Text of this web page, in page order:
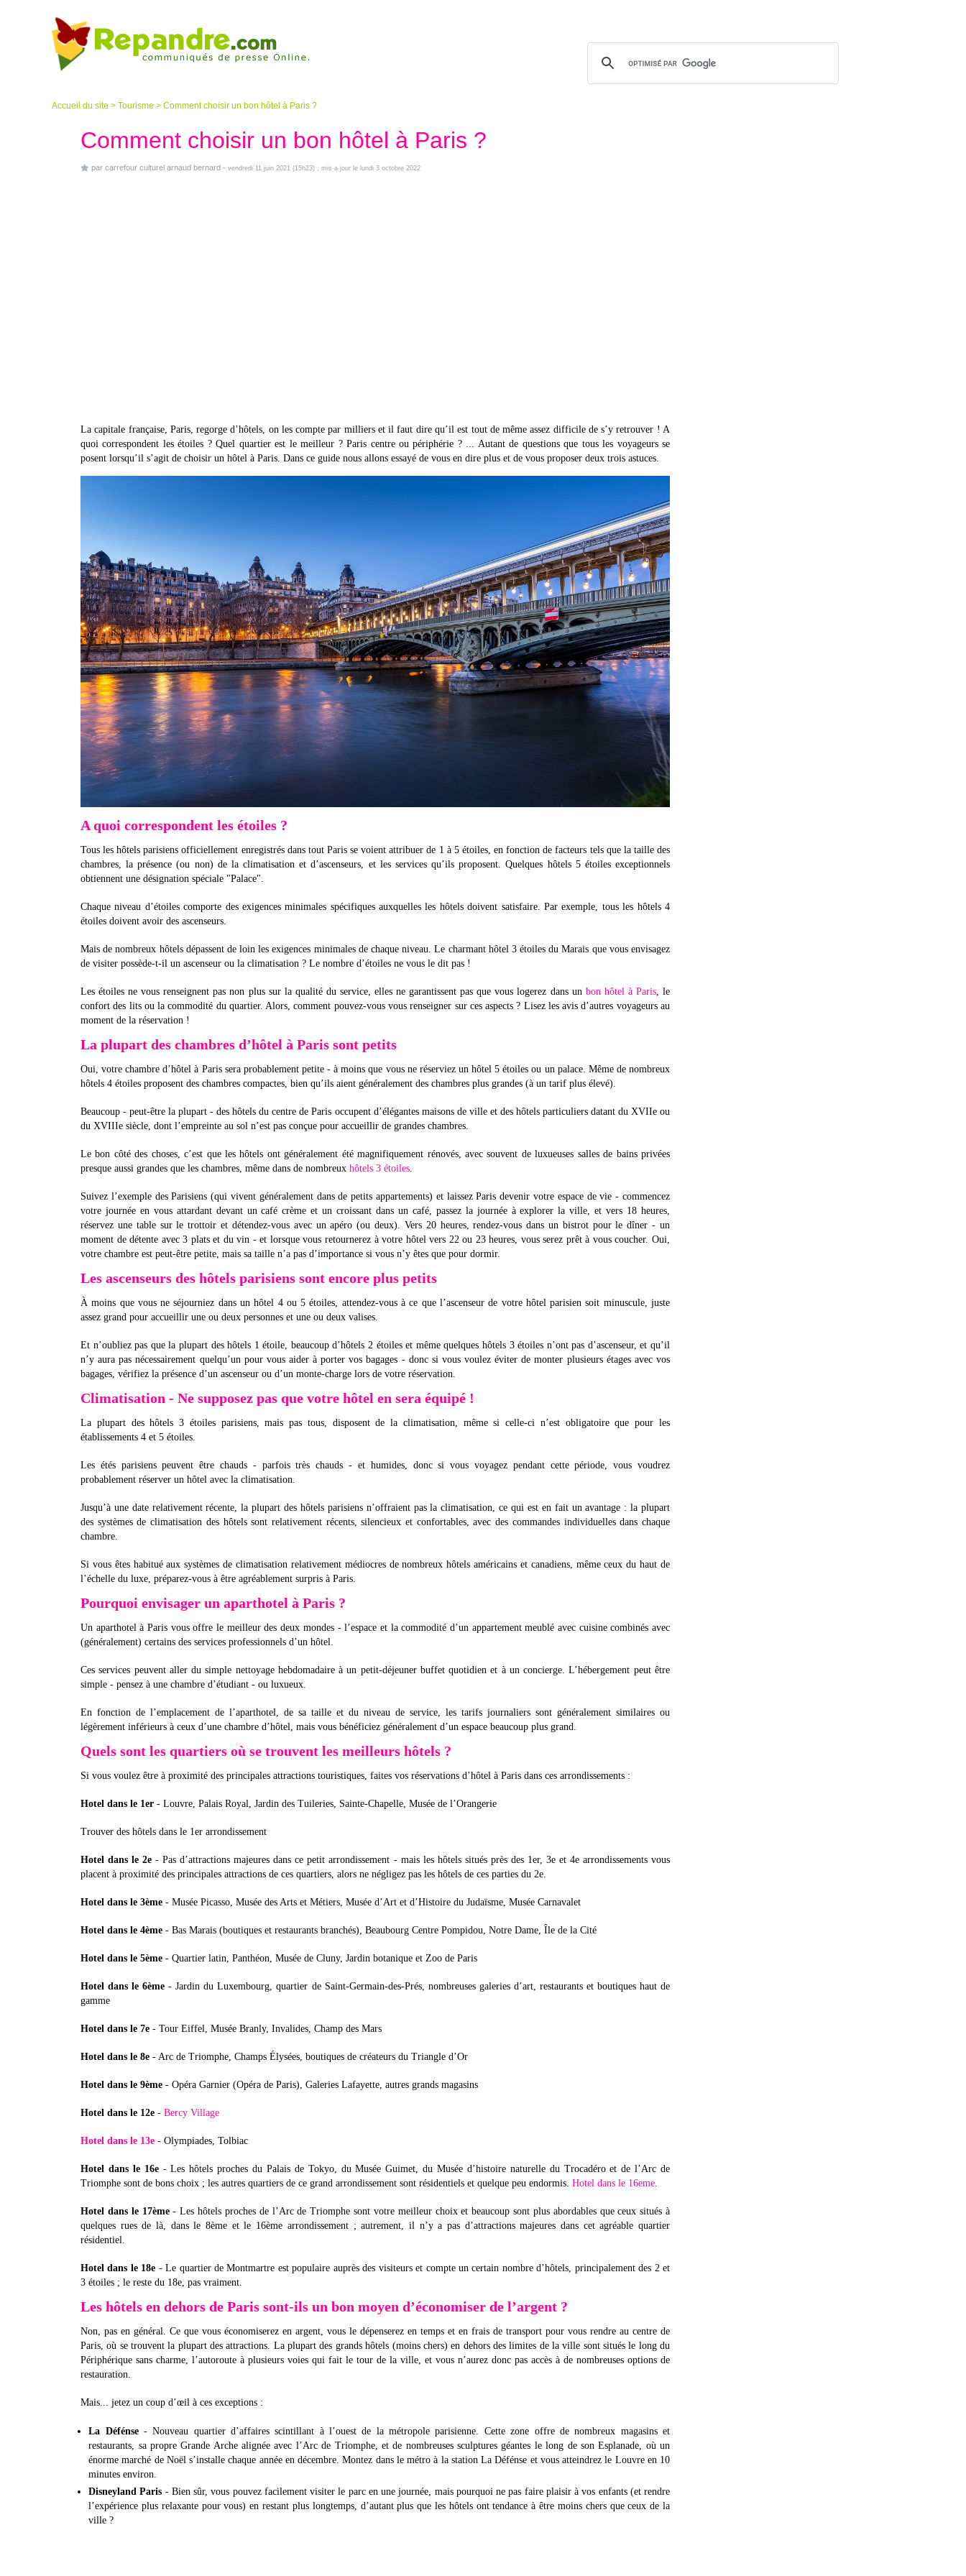
Accueil du site > Tourisme > Comment choisir un bon hôtel à Paris ?
Comment choisir un bon hôtel à Paris ?
par carrefour culturel arnaud bernard - vendredi 11 juin 2021 (15h23) , mis a jour le lundi 3 octobre 2022
La capitale française, Paris, regorge d’hôtels, on les compte par milliers et il faut dire qu’il est tout de même assez difficile de s’y retrouver ! A
quoi correspondent les étoiles ? Quel quartier est le meilleur ? Paris centre ou périphérie ? ... Autant de questions que tous les voyageurs se
posent lorsqu’il s’agit de choisir un hôtel à Paris. Dans ce guide nous allons essayé de vous en dire plus et de vous proposer deux trois astuces.
A quoi correspondent les étoiles ?
Tous les hôtels parisiens officiellement enregistrés dans tout Paris se voient attribuer de 1 à 5 étoiles, en fonction de facteurs tels que la taille des
chambres, la présence (ou non) de la climatisation et d’ascenseurs, et les services qu’ils proposent. Quelques hôtels 5 étoiles exceptionnels
obtiennent une désignation spéciale "Palace".
Chaque niveau d’étoiles comporte des exigences minimales spécifiques auxquelles les hôtels doivent satisfaire. Par exemple, tous les hôtels 4
étoiles doivent avoir des ascenseurs.
Mais de nombreux hôtels dépassent de loin les exigences minimales de chaque niveau. Le charmant hôtel 3 étoiles du Marais que vous envisagez
de visiter possède-t-il un ascenseur ou la climatisation ? Le nombre d’étoiles ne vous le dit pas !
Les étoiles ne vous renseignent pas non plus sur la qualité du service, elles ne garantissent pas que vous logerez dans un bon hôtel à Paris, le
confort des lits ou la commodité du quartier. Alors, comment pouvez-vous vous renseigner sur ces aspects ? Lisez les avis d’autres voyageurs au
moment de la réservation !
La plupart des chambres d’hôtel à Paris sont petits
Oui, votre chambre d’hôtel à Paris sera probablement petite - à moins que vous ne réserviez un hôtel 5 étoiles ou un palace. Même de nombreux
hôtels 4 étoiles proposent des chambres compactes, bien qu’ils aient généralement des chambres plus grandes (à un tarif plus élevé).
Beaucoup - peut-être la plupart - des hôtels du centre de Paris occupent d’élégantes maisons de ville et des hôtels particuliers datant du XVIIe ou
du XVIIIe siècle, dont l’empreinte au sol n’est pas conçue pour accueillir de grandes chambres.
Le bon côté des choses, c’est que les hôtels ont généralement été magnifiquement rénovés, avec souvent de luxueuses salles de bains privées
presque aussi grandes que les chambres, même dans de nombreux hôtels 3 étoiles
Suivez l’exemple des Parisiens (qui vivent généralement dans de petits appartements) et laissez Paris devenir votre espace de vie - commencez
votre journée en vous attardant devant un café crème et un croissant dans un café, passez la journée à explorer la ville, et vers 18 heures,
réservez une table sur le trottoir et détendez-vous avec un apéro (ou deux). Vers 20 heures, rendez-vous dans un bistrot pour le dîner - un
moment de détente avec 3 plats et du vin - et lorsque vous retournerez à votre hôtel vers 22 ou 23 heures, vous serez prêt à vous coucher. Oui,
votre chambre est peut-être petite, mais sa taille n’a pas d’importance si vous n’y êtes que pour dormir.
Les ascenseurs des hôtels parisiens sont encore plus petits
À moins que vous ne séjourniez dans un hôtel 4 ou 5 étoiles, attendez-vous à ce que l’ascenseur de votre hôtel parisien soit minuscule, juste
assez grand pour accueillir une ou deux personnes et une ou deux valises.
Et n’oubliez pas que la plupart des hôtels 1 étoile, beaucoup d’hôtels 2 étoiles et même quelques hôtels 3 étoiles n’ont pas d’ascenseur, et qu’il
n’y aura pas nécessairement quelqu’un pour vous aider à porter vos bagages - donc si vous voulez éviter de monter plusieurs étages avec vos
bagages, vérifiez la présence d’un ascenseur ou d’un monte-charge lors de votre réservation.
Climatisation - Ne supposez pas que votre hôtel en sera équipé !
La plupart des hôtels 3 étoiles parisiens, mais pas tous, disposent de la climatisation, même si celle-ci n’est obligatoire que pour les
établissements 4 et 5 étoiles.
Les étés parisiens peuvent être chauds - parfois très chauds - et humides, donc si vous voyagez pendant cette période, vous voudrez
probablement réserver un hôtel avec la climatisation.
Jusqu’à une date relativement récente, la plupart des hôtels parisiens n’offraient pas la climatisation, ce qui est en fait un avantage : la plupart
des systèmes de climatisation des hôtels sont relativement récents, silencieux et confortables, avec des commandes individuelles dans chaque
chambre.
Si vous êtes habitué aux systèmes de climatisation relativement médiocres de nombreux hôtels américains et canadiens, même ceux du haut de
l’échelle du luxe, préparez-vous à être agréablement surpris à Paris.
Pourquoi envisager un aparthotel à Paris ?
Un aparthotel à Paris vous offre le meilleur des deux mondes - l’espace et la commodité d’un appartement meublé avec cuisine combinés avec
(généralement) certains des services professionnels d’un hôtel.
Ces services peuvent aller du simple nettoyage hebdomadaire à un petit-déjeuner buffet quotidien et à un concierge. L’hébergement peut être
simple - pensez à une chambre d’étudiant - ou luxueux.
En fonction de l’emplacement de l’aparthotel, de sa taille et du niveau de service, les tarifs journaliers sont généralement similaires ou
légèrement inférieurs à ceux d’une chambre d’hôtel, mais vous bénéficiez généralement d’un espace beaucoup plus grand.
Quels sont les quartiers où se trouvent les meilleurs hôtels ?
Si vous voulez être à proximité des principales attractions touristiques, faites vos réservations d’hôtel à Paris dans ces arrondissements :
Hotel dans le 1er - Louvre, Palais Royal, Jardin des Tuileries, Sainte-Chapelle, Musée de l’Orangerie
Trouver des hôtels dans le 1er arrondissement
Hotel dans le 2e - Pas d’attractions majeures dans ce petit arrondissement - mais les hôtels situés près des 1er, 3e et 4e arrondissements vous
placent à proximité des principales attractions de ces quartiers, alors ne négligez pas les hôtels de ces parties du 2e.
Hotel dans le 3ème - Musée Picasso, Musée des Arts et Métiers, Musée d’Art et d’Histoire du Judaïsme, Musée Carnavalet
Hotel dans le 4ème - Bas Marais (boutiques et restaurants branchés), Beaubourg Centre Pompidou, Notre Dame, Île de la Cité
Hotel dans le 5ème - Quartier latin, Panthéon, Musée de Cluny, Jardin botanique et Zoo de Paris
Hotel dans le 6ème - Jardin du Luxembourg, quartier de Saint-Germain-des-Prés, nombreuses galeries d’art, restaurants et boutiques haut de
gamme
Hotel dans le 7e - Tour Eiffel, Musée Branly, Invalides, Champ des Mars
Hotel dans le 8e - Arc de Triomphe, Champs Élysées, boutiques de créateurs du Triangle d’Or
Hotel dans le 9ème - Opéra Garnier (Opéra de Paris), Galeries Lafayette, autres grands magasins
Hotel dans le 12e - Bercy Village
Hotel dans le 13e - Olympiades, Tolbiac
Hotel dans le 16e- Les hôtels proches du Palais de Tokyo, du Musée Guimet, du Musée d’histoire naturelle du Trocadéro et de l’Arc de
Triomphe sont de bons choix ; les autres quartiers de ce grand arrondissement sont résidentiels et quelque peu endormis. Hotel dans le 16eme
Hotel dans le 17ème- Les hôtels proches de l’Arc de Triomphe sont votre meilleur choix et beaucoup sont plus abordables que ceux situés à
quelques rues de là, dans le 8ème et le 16ème arrondissement ; autrement, il n’y a pas d’attractions majeures dans cet agréable quartier
résidentiel.
Hotel dans le 18e - Le quartier de Montmartre est populaire auprès des visiteurs et compte un certain nombre d’hôtels, principalement des 2 et
3 étoiles ; le reste du 18e, pas vraiment.
Les hôtels en dehors de Paris sont-ils un bon moyen d’économiser de l’argent ?
Non, pas en général. Ce que vous économiserez en argent, vous le dépenserez en temps et en frais de transport pour vous rendre au centre de
Paris, où se trouvent la plupart des attractions. La plupart des grands hôtels (moins chers) en dehors des limites de la ville sont situés le long du
Périphérique sans charme, l’autoroute à plusieurs voies qui fait le tour de la ville, et vous n’aurez donc pas accès à de nombreuses options de
restauration.
Mais... jetez un coup d’œil à ces exceptions :
La Défénse- Nouveau quartier d’affaires scintillant à l’ouest de la métropole parisienne. Cette zone offre de nombreux magasins et
restaurants, sa propre Grande Arche alignée avec l’Arc de Triomphe, et de nombreuses sculptures géantes le long de son Esplanade, où un
énorme marché de Noël s’installe chaque année en décembre. Montez dans le métro à la station La Défénse et vous atteindrez le Louvre en 10
minutes environ.
Disneyland Paris - Bien sûr, vous pouvez facilement visiter le parc en une journée, mais pourquoi ne pas faire plaisir à vos enfants (et rendre
l’expérience plus relaxante pour vous) en restant plus longtemps, d’autant plus que les hôtels ont tendance à être moins chers que ceux de la
ville ?